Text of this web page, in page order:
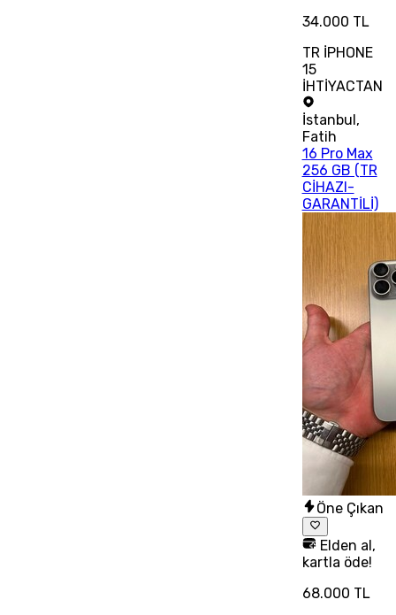
34.000 TL
TR İPHONE
15
İHTİYACTAN
İstanbul,
Fatih
16 Pro Max
256 GB (TR
CİHAZI-
GARANTİLİ)
Öne Çıkan
Elden al,
kartla öde!
68.000 TL